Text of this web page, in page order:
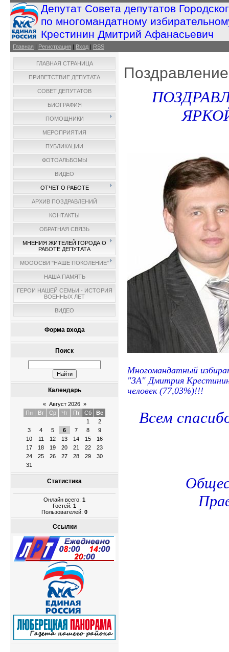
Депутат Совета депутатов
по многомандатному
Крестинин Дмитрий Афанасьевич
Главная | Регистрация | Вход | RSS
ГЛАВНАЯ СТРАНИЦА
ПРИВЕТСТВИЕ ДЕПУТАТА
СОВЕТ ДЕПУТАТОВ
БИОГРАФИЯ
ПОМОЩНИКИ
МЕРОПРИЯТИЯ
ПУБЛИКАЦИИ
ФОТОАЛЬБОМЫ
ВИДЕО
ОТЧЕТ О РАБОТЕ
АРХИВ ПОЗДРАВЛЕНИЙ
КОНТАКТЫ
ОБРАТНАЯ СВЯЗЬ
МНЕНИЯ ЖИТЕЛЕЙ ГОРОДА О
РАБОТЕ ДЕПУТАТА
МОООСВИ "НАШЕ ПОКОЛЕНИЕ"
НАША ПАМЯТЬ
ГЕРОИ НАШЕЙ СЕМЬИ - ИСТОРИЯ
ВОЕННЫХ ЛЕТ
ВИДЕО
Форма входа
Поиск
Календарь
« Август 2026 »
Пн
Вт Ср Чт Пт Сб
Вс
1
2
3
4 5 6 7 8
9
10
11 12 13 14 15
16
17
18 19 20 21 22
23
24
25 26 27 28 29
30
31
Статистика
Онлайн всего: 1
Гостей: 1
Пользователей: 0
Ссылки
Многомандатный
"ЗА" Дмитрия
человек (77,03%)!!!
Всем